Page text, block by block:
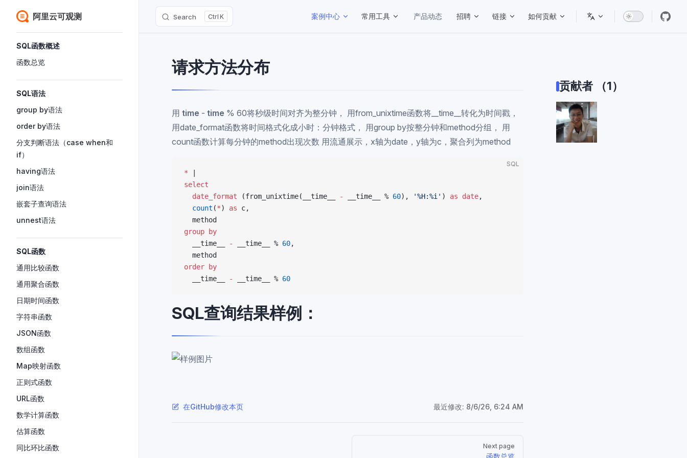
Skip to content
阿里云可观测 Search K 案例中心 常用工具 产品动态 招聘 链接 如何贡献
SQL函数概述
函数总览
SQL语法
group by语法
order by语法
分支判断语法（case when和
if）
having语法
join语法
嵌套子查询语法
unnest语法
SQL函数
通用比较函数
通用聚合函数
日期时间函数
字符串函数
JSON函数
数组函数
Map映射函数
正则式函数
URL函数
数学计算函数
估算函数
同比环比函数
贡献者 （1）
请求方法分布
用 time - time % 60将秒级时间对齐为整分钟， 用from_unixtime函数将__time__转化为时间戳，
用date_format函数将时间格式化成小时：分钟格式， 用group by按整分钟和method分组， 用
count函数计算每分钟的method出现次数 用流通展示，x轴为date，y轴为c，聚合列为method
SQL
*
select
  date_format
(from_unixtime(__time__ - __time__ % 60), '%H:%i' ) as date,
  count
(*) as c,
  method
group by
  __time__
- __time__ % 60,
  method
order by
  __time__
- __time__ % 60
SQL查询结果样例：
在GitHub修改本页 最近修改: 8/6/26, 6:24 AM
Next page
函数总览